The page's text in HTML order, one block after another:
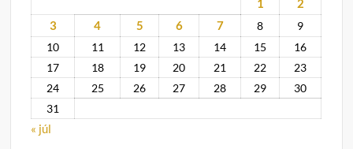
1
2
3
4 5 6 7 8
9
10
11 12 13 14 15
16
17
18 19 20 21 22
23
24
25 26 27 28 29
30
31
« júl